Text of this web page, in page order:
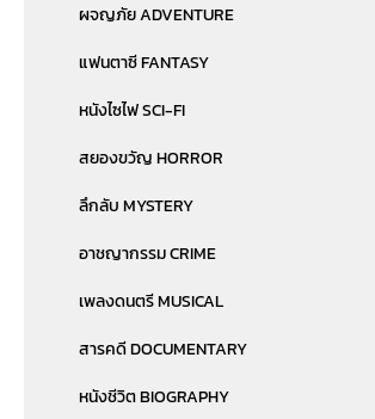
ผจญภัย ADVENTURE
แฟนตาซี FANTASY
หนังไซไฟ SCI-FI
สยองขวัญ HORROR
ลึกลับ MYSTERY
อาชญากรรม CRIME
เพลงดนตรี MUSICAL
สารคดี DOCUMENTARY
หนังชีวิต BIOGRAPHY